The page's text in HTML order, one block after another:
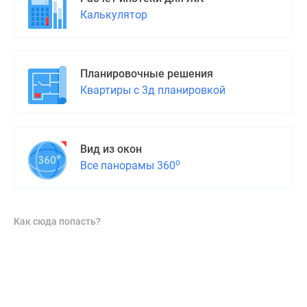
Калькулятор
Планировочные решения
Квартиры с 3д планировкой
Вид из окон
Все панорамы 360о
Как сюда попасть?